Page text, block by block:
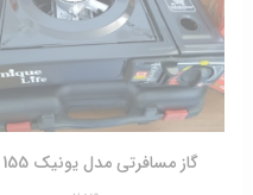
گاز مسافرتی مدل یونیک 155